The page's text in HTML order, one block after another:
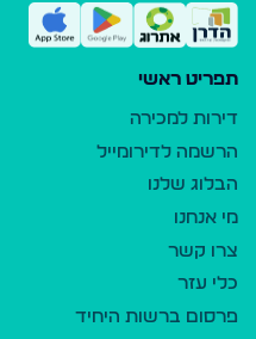
תפריט ראשי
דירות למכירה
הרשמה לדירומייל
הבלוג שלנו
מי אנחנו
צרו קשר
כלי עזר
פרסום ברשות היחיד